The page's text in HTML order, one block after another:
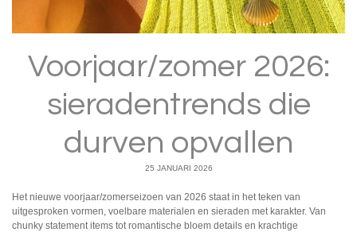
Voorjaar/zomer 2026:
sieradentrends die
durven opvallen
25 JANUARI 2026
Het nieuwe voorjaar/zomerseizoen van 2026 staat in het teken van
uitgesproken vormen, voelbare materialen en sieraden met karakter. Van
chunky statement items tot romantische bloem details en krachtige